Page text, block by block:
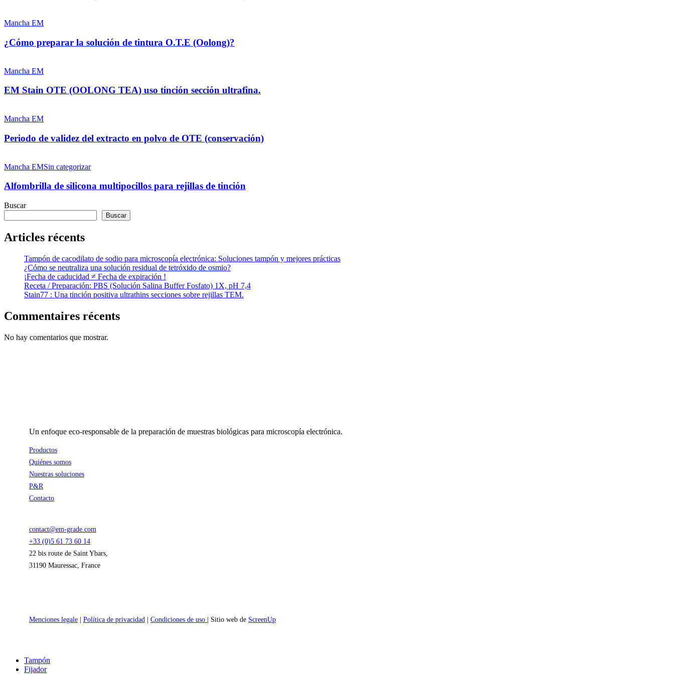
secciones
sobre
rejillas
TEM.
preparar
solución
de
O.T.E
(Oolong)?
Mancha EM
¿Cómo preparar la solución de tintura O.T.E (Oolong)?
Stain
(OOLONG
tinción
sección
ultrafina.
Mancha EM
EM Stain OTE (OOLONG TEA) uso tinción sección ultrafina.
de
del
extracto
polvo
de
OTE
(conservación)
Mancha EM
Periodo de validez del extracto en polvo de OTE (conservación)
de
multipocillos
rejillas
de
tinción
Mancha EMSin categorizar
Alfombrilla de silicona multipocillos para rejillas de tinción
Buscar
Buscar
Articles récents
Tampón de cacodilato de sodio para microscopía electrónica: Soluciones tampón y mejores prácticas
¿Cómo se neutraliza una solución residual de tetróxido de osmio?
¡Fecha de caducidad ≠ Fecha de expiración !
Receta / Preparación: PBS (Solución Salina Buffer Fosfato) 1X, pH 7,4
Stain77 : Una tinción positiva ultrathins secciones sobre rejillas TEM.
Commentaires récents
No hay comentarios que mostrar.
Un enfoque eco-responsable de la preparación de muestras biológicas para microscopía electrónica.
Productos
Quiénes somos
Nuestras soluciones
P&R
Contacto
contact@em-grade.com
+33 (0)5 61 73 60 14
22 bis route de Saint Ybars,
31190 Mauressac, France
Menciones legale | Política de privacidad | Condiciones de uso | Sitio web de ScreenUp
Close
Menu
Tampón
Fijador